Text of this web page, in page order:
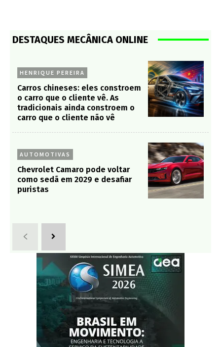
DESTAQUES MECÂNICA ONLINE
HENRIQUE PEREIRA
Carros chineses: eles constroem
o carro que o cliente vê. As
tradicionais ainda constroem o
carro que o cliente não vê
AUTOMOTIVAS
Chevrolet Camaro pode voltar
como sedã em 2029 e desafiar
puristas